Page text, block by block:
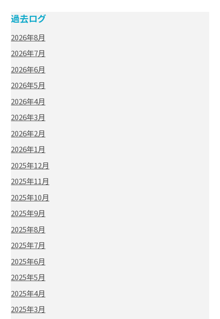
過去ログ
2026年8月
2026年7月
2026年6月
2026年5月
2026年4月
2026年3月
2026年2月
2026年1月
2025年12月
2025年11月
2025年10月
2025年9月
2025年8月
2025年7月
2025年6月
2025年5月
2025年4月
2025年3月